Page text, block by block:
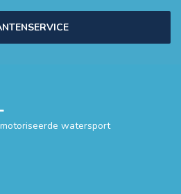
watersport